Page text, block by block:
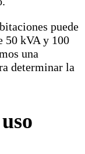
puede
50 kVA y 100
una
determinar la